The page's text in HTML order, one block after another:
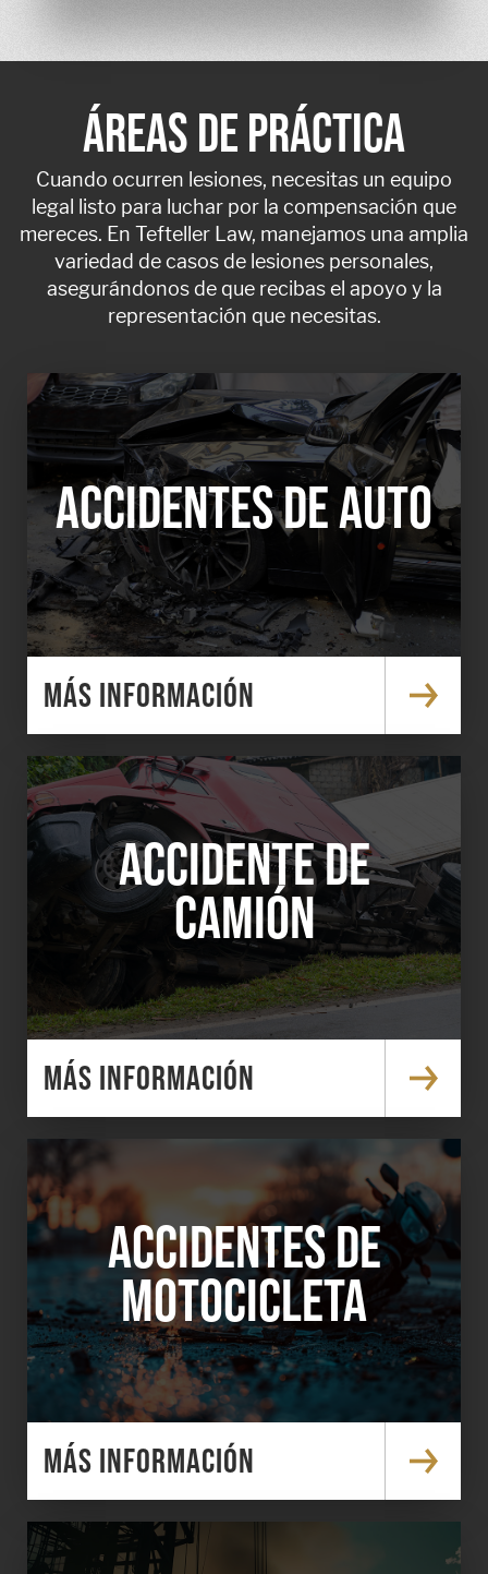
ÁREAS DE PRÁCTICA
Cuando ocurren lesiones, necesitas un equipo
legal listo para luchar por la compensación que
mereces. En Tefteller Law, manejamos una amplia
variedad de casos de lesiones personales,
asegurándonos de que recibas el apoyo y la
representación que necesitas.
ACCIDENTES DE AUTO
MÁS INFORMACIÓN
ACCIDENTE DE
CAMIÓN
MÁS INFORMACIÓN
ACCIDENTES DE
MOTOCICLETA
MÁS INFORMACIÓN